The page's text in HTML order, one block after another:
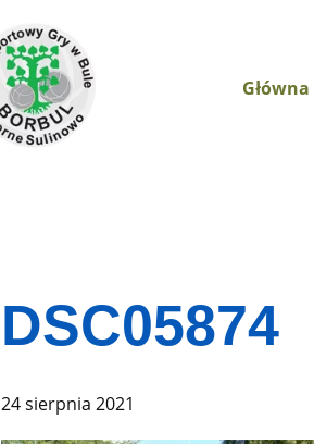
Główna
DSC05874
24 sierpnia 2021